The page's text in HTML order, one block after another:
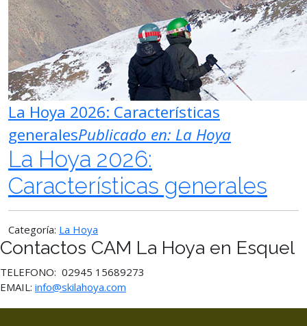
La Hoya 2026: Características
generalesPublicado en: La Hoya
La Hoya 2026:
Características generales
Categoría: La Hoya
Contactos CAM La Hoya en Esquel
TELEFONO: 02945 15689273
EMAIL: info@skilahoya.com